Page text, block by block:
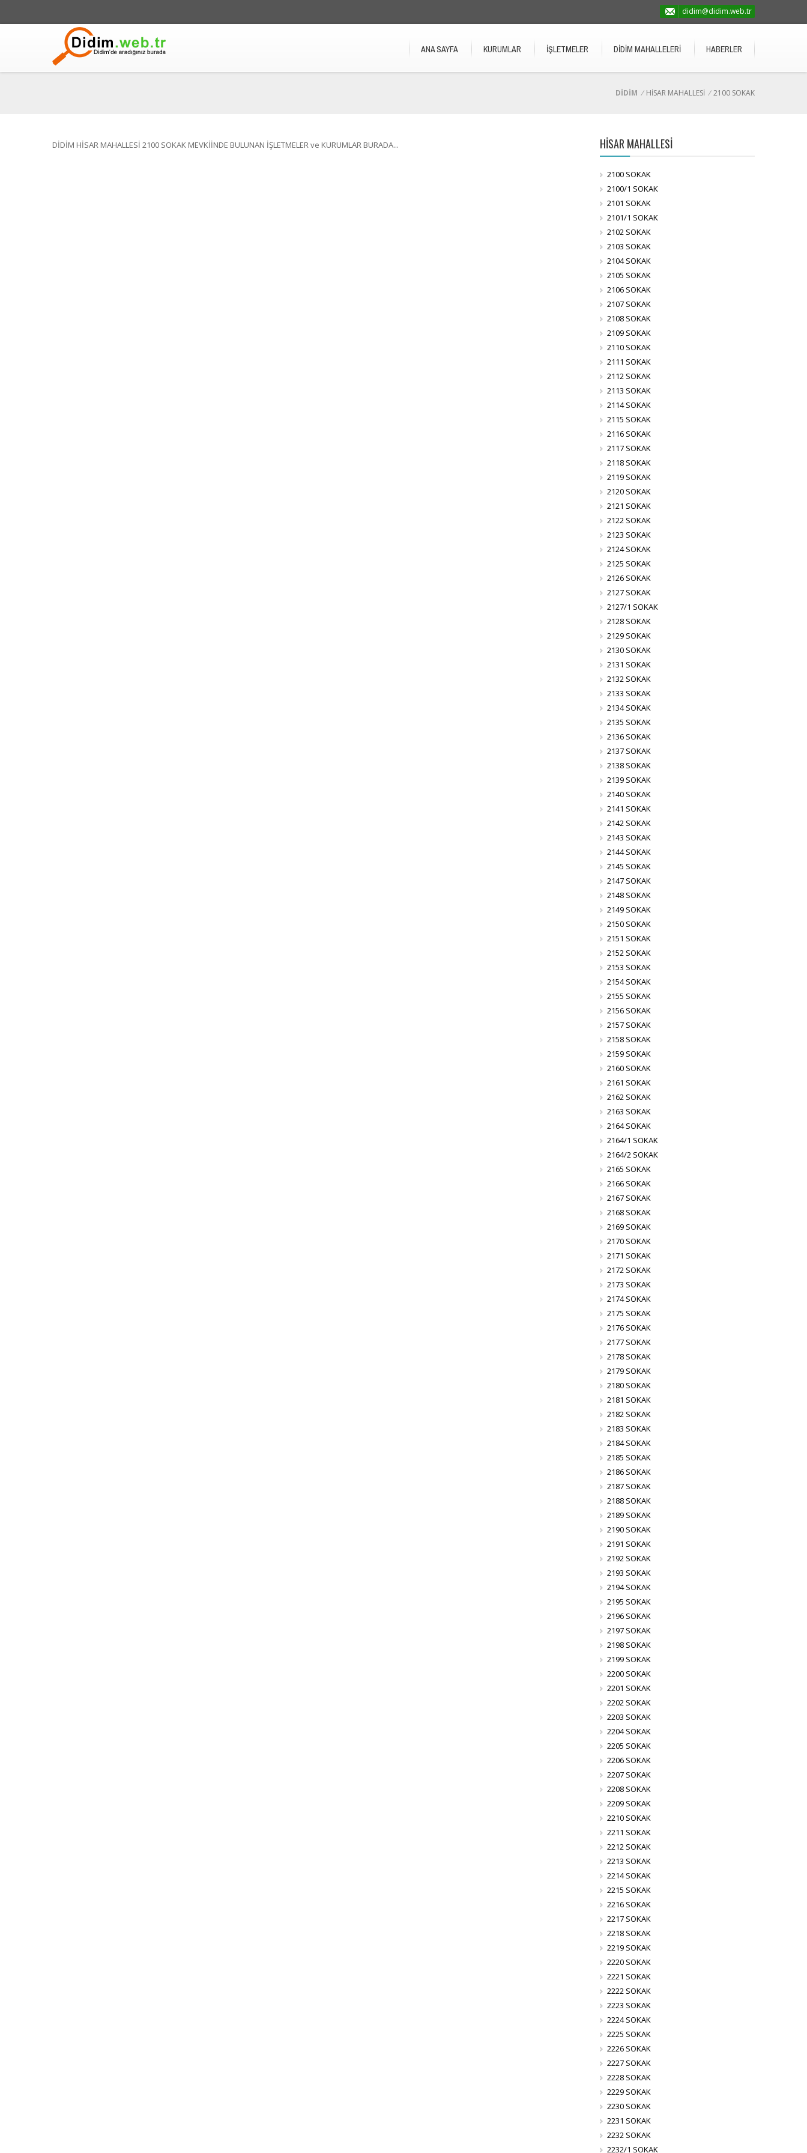
didim@didim.web.tr
ANA SAYFA KURUMLAR İŞLETMELER DİDİM MAHALLELERİ HABERLER
DİDİM / HİSAR MAHALLESİ /2100 SOKAK
DİDİM HİSAR MAHALLESİ 2100 SOKAK MEVKİİNDE BULUNAN İŞLETMELER ve KURUMLAR BURADA... HİSAR MAHALLESİ
2100 SOKAK
2100/1 SOKAK
2101 SOKAK
2101/1 SOKAK
2102 SOKAK
2103 SOKAK
2104 SOKAK
2105 SOKAK
2106 SOKAK
2107 SOKAK
2108 SOKAK
2109 SOKAK
2110 SOKAK
2111 SOKAK
2112 SOKAK
2113 SOKAK
2114 SOKAK
2115 SOKAK
2116 SOKAK
2117 SOKAK
2118 SOKAK
2119 SOKAK
2120 SOKAK
2121 SOKAK
2122 SOKAK
2123 SOKAK
2124 SOKAK
2125 SOKAK
2126 SOKAK
2127 SOKAK
2127/1 SOKAK
2128 SOKAK
2129 SOKAK
2130 SOKAK
2131 SOKAK
2132 SOKAK
2133 SOKAK
2134 SOKAK
2135 SOKAK
2136 SOKAK
2137 SOKAK
2138 SOKAK
2139 SOKAK
2140 SOKAK
2141 SOKAK
2142 SOKAK
2143 SOKAK
2144 SOKAK
2145 SOKAK
2147 SOKAK
2148 SOKAK
2149 SOKAK
2150 SOKAK
2151 SOKAK
2152 SOKAK
2153 SOKAK
2154 SOKAK
2155 SOKAK
2156 SOKAK
2157 SOKAK
2158 SOKAK
2159 SOKAK
2160 SOKAK
2161 SOKAK
2162 SOKAK
2163 SOKAK
2164 SOKAK
2164/1 SOKAK
2164/2 SOKAK
2165 SOKAK
2166 SOKAK
2167 SOKAK
2168 SOKAK
2169 SOKAK
2170 SOKAK
2171 SOKAK
2172 SOKAK
2173 SOKAK
2174 SOKAK
2175 SOKAK
2176 SOKAK
2177 SOKAK
2178 SOKAK
2179 SOKAK
2180 SOKAK
2181 SOKAK
2182 SOKAK
2183 SOKAK
2184 SOKAK
2185 SOKAK
2186 SOKAK
2187 SOKAK
2188 SOKAK
2189 SOKAK
2190 SOKAK
2191 SOKAK
2192 SOKAK
2193 SOKAK
2194 SOKAK
2195 SOKAK
2196 SOKAK
2197 SOKAK
2198 SOKAK
2199 SOKAK
2200 SOKAK
2201 SOKAK
2202 SOKAK
2203 SOKAK
2204 SOKAK
2205 SOKAK
2206 SOKAK
2207 SOKAK
2208 SOKAK
2209 SOKAK
2210 SOKAK
2211 SOKAK
2212 SOKAK
2213 SOKAK
2214 SOKAK
2215 SOKAK
2216 SOKAK
2217 SOKAK
2218 SOKAK
2219 SOKAK
2220 SOKAK
2221 SOKAK
2222 SOKAK
2223 SOKAK
2224 SOKAK
2225 SOKAK
2226 SOKAK
2227 SOKAK
2228 SOKAK
2229 SOKAK
2230 SOKAK
2231 SOKAK
2232 SOKAK
2232/1 SOKAK